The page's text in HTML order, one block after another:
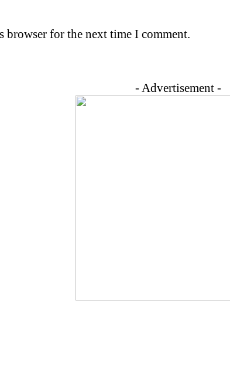
browser for the next time I comment.
- Advertisement -